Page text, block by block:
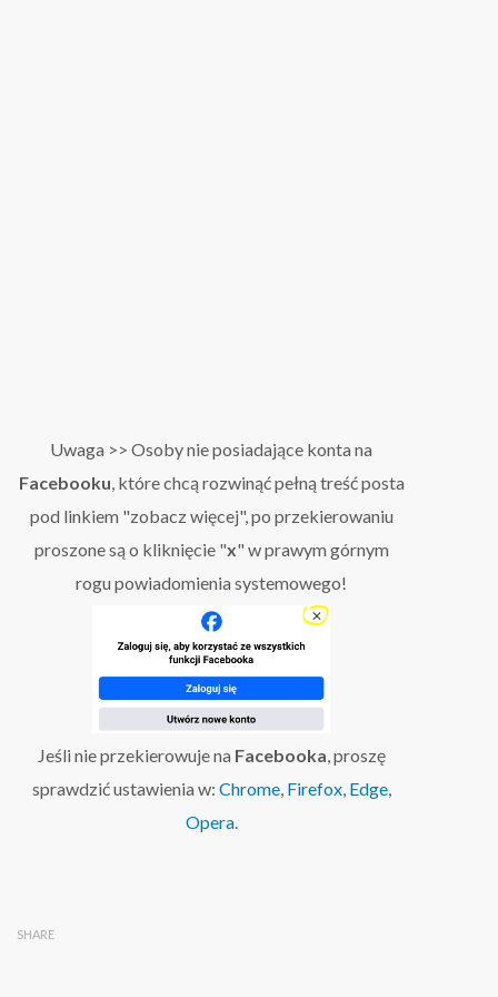
Uwaga >> Osoby nie posiadające konta na
Facebooku , które chcą rozwinąć pełną treść posta
pod linkiem "zobacz więcej", po przekierowaniu
proszone są o kliknięcie "x" w prawym górnym
rogu powiadomienia systemowego!
Jeśli nie przekierowuje na Facebooka, proszę
sprawdzić ustawienia w: Chrome, Firefox, Edge,
Opera.
SHARE